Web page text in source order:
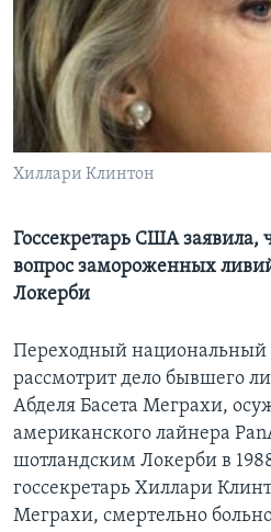
Learning English
СОЦИАЛЬНЫЕ СЕТИ
Хиллари Клинтон
Госсекретарь США
вопрос замороженных
Локерби
Переходный национальный
рассмотрит дело бывшего
Абделя Басета Меграхи,
американского лайнера
шотландским Локерби в
госсекретарь Хиллари
Меграхи, смертельно